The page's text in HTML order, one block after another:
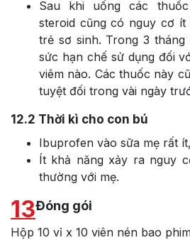
Sau khi uống các
steroid cũng có nguy cơ
trẻ sơ sinh. Trong 3
sức hạn chế sử dụng đối
viêm nào. Các thuốc này
tuyệt đối trong vài ngày
12.2 Thời kì cho con bú
Ibuprofen vào sữa mẹ rất
Ít khả năng xảy ra nguy
thường với mẹ.
13Đóng gói
Hộp 10 vỉ x 10 viên nén bao